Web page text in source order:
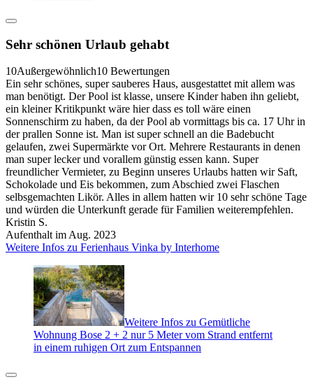
Sehr schönen Urlaub gehabt
10Außergewöhnlich10 Bewertungen
Ein sehr schönes, super sauberes Haus, ausgestattet mit allem was
man benötigt. Der Pool ist klasse, unsere Kinder haben ihn geliebt,
ein kleiner Kritikpunkt wäre hier dass es toll wäre einen
Sonnenschirm zu haben, da der Pool ab vormittags bis ca. 17 Uhr in
der prallen Sonne ist. Man ist super schnell an die Badebucht
gelaufen, zwei Supermärkte vor Ort. Mehrere Restaurants in denen
man super lecker und vorallem günstig essen kann. Super
freundlicher Vermieter, zu Beginn unseres Urlaubs hatten wir Saft,
Schokolade und Eis bekommen, zum Abschied zwei Flaschen
selbsgemachten Likör. Alles in allem hatten wir 10 sehr schöne Tage
und würden die Unterkunft gerade für Familien weiterempfehlen.
Kristin S.
Aufenthalt im Aug. 2023
Weitere Infos zu Ferienhaus Vinka by Interhome
Weitere Infos zu Gemütliche
Wohnung Bose 2 + 2 nur 5 Meter vom Strand entfernt
in einem ruhigen Ort zum Entspannen